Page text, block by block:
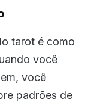
tarot é como
você
você
padrões de